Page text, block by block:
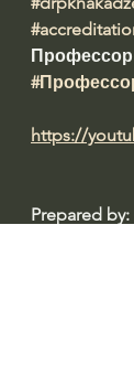
Профессор
https://
Prepared